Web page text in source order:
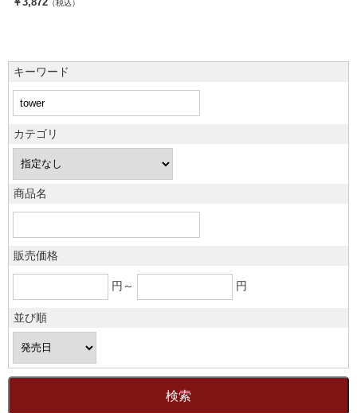
（税込）
キーワード
カテゴリ
商品名
販売価格
円～ 円
並び順